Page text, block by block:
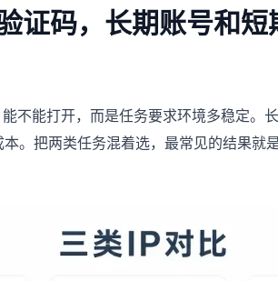
证码，长期账号和
不能打开，而是任务要求环境多稳定。
。把两类任务混着选，最常见的结果就